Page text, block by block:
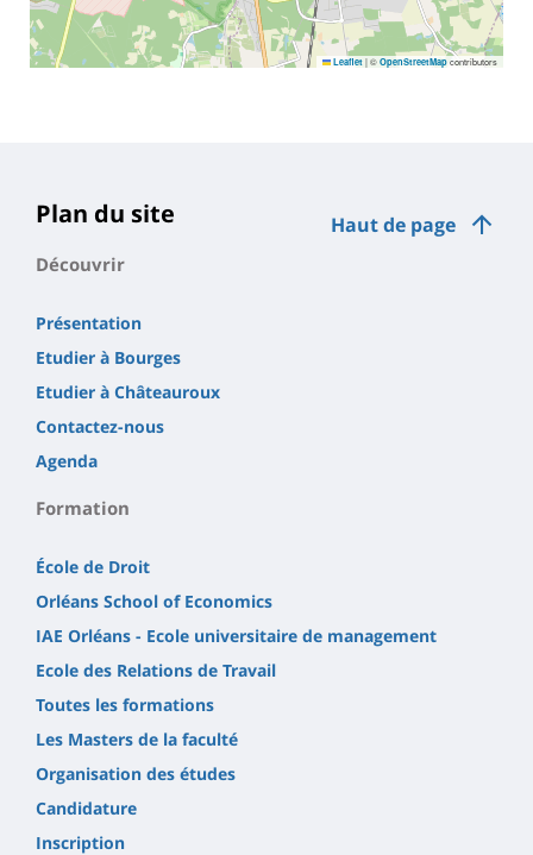
Leaflet |© OpenStreetMap contributors
Haut de page
Plan du site
Découvrir
Présentation
Etudier à Bourges
Etudier à Châteauroux
Contactez-nous
Agenda
Formation
École de Droit
Orléans School of Economics
IAE Orléans - Ecole universitaire de management
Ecole des Relations de Travail
Toutes les formations
Les Masters de la faculté
Organisation des études
Candidature
Inscription